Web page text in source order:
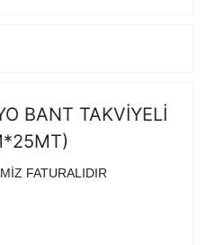
BANT TAKVİYELİ
FATURALIDIR